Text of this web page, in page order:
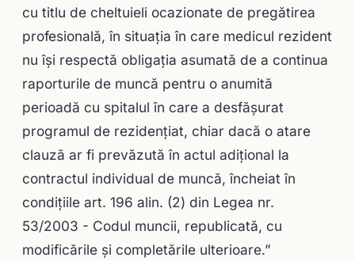
cu titlu de cheltuieli ocazionate de pregătirea
profesională, în situaţia în care medicul rezident
nu îşi respectă obligaţia asumată de a continua
raporturile de muncă pentru o anumită
perioadă cu spitalul în care a desfăşurat
programul de rezidenţiat, chiar dacă o atare
clauză ar fi prevăzută în actul adiţional la
contractul individual de muncă, încheiat în
condiţiile art. 196 alin. (2) din Legea nr.
53/2003 - Codul muncii, republicată, cu
modificările şi completările ulterioare.”